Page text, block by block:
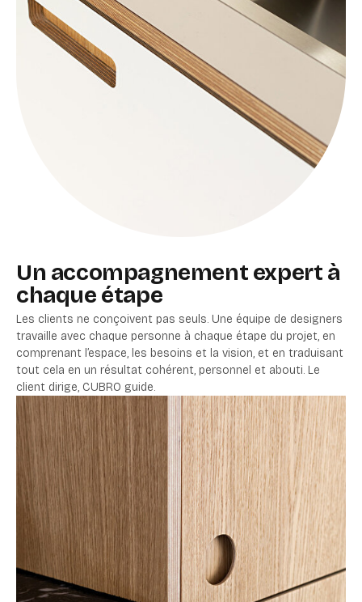
Un accompagnement expert à
chaque étape
Les clients ne conçoivent pas seuls. Une équipe de designers
travaille avec chaque personne à chaque étape du projet, en
comprenant l’espace, les besoins et la vision, et en traduisant
tout cela en un résultat cohérent, personnel et abouti. Le
client dirige, CUBRO guide.